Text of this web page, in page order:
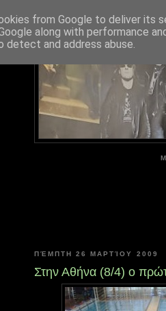
ΠΈΜΠΤΗ 26 ΜΑΡΤΊΟΥ 2009
Στην Αθήνα (8/4) ο
from Google to deliver its
along with performance
detect and address abuse.